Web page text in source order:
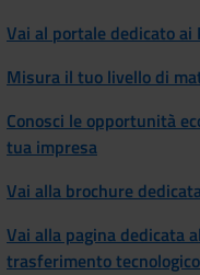
Vai al portale dedicato ai
Misura il tuo livello di
Conosci le opportunità
tua impresa
Vai alla brochure
Vai alla pagina dedicata
trasferimento